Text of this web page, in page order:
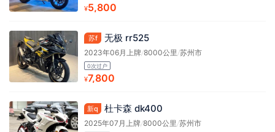
¥5,800
苏f 无极 rr525
2023年06月上牌/8000公里 /苏州市
0次过户
¥7,800
新q 杜卡森 dk400
2025年07月上牌/8000公里 /苏州市